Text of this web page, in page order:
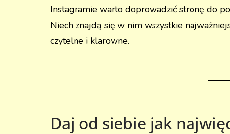
Instagramie warto doprowadzić stronę do
Niech znajdą się w nim wszystkie
czytelne i klarowne.
Daj od siebie jak